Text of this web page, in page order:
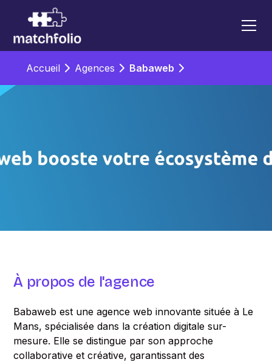
Accueil Agences Babaweb
À propos de l'agence
Babaweb est une agence web innovante située à Le
Mans, spécialisée dans la création digitale sur-
mesure. Elle se distingue par son approche
collaborative et créative, garantissant des